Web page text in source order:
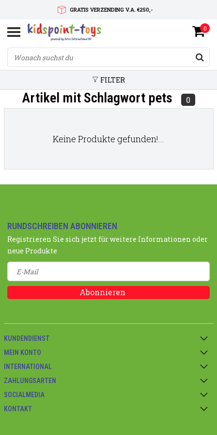
GRATIS VERZENDING V.A. €250,-
SNELLE LEVERTIJD
SERVICE OP MAAT
0
FILTER
Artikel mit Schlagwort pets 0
Keine Produkte gefunden!...
RUNDSCHREIBEN ABONNIEREN
Registrieren Sie sich jetzt für weitere Informationen oder
neue Produkte
Abonnieren
KUNDENDIENST
MEIN KONTO
INTERNATIONAL
ZAHLUNGSARTEN
SOCIALMEDIA
KONTAKT